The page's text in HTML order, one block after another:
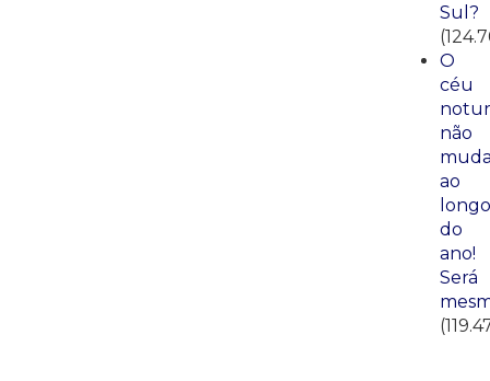
Sul?
O
céu
não
ao
longo
do
ano!
Será